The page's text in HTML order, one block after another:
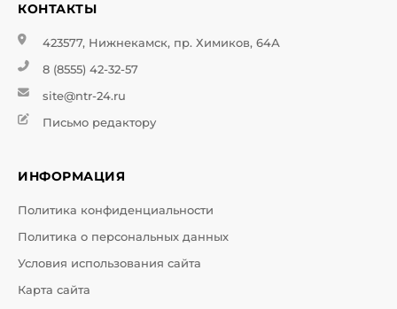
КОНТАКТЫ
423577, Нижнекамск, пр. Химиков, 64А
8 (8555) 42-32-57
site@ntr-24.ru
Письмо редактору
ИНФОРМАЦИЯ
Политика конфиденциальности
Политика о персональных данных
Условия использования сайта
Карта сайта